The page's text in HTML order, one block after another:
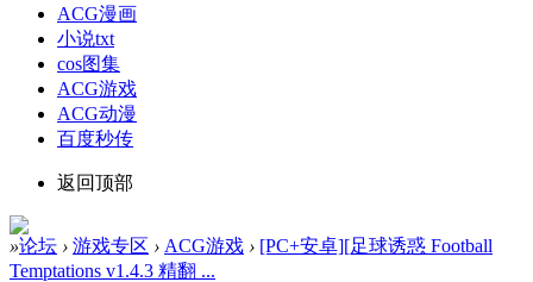
ACG漫画
小说txt
cos图集
ACG游戏
ACG动漫
百度秒传
返回顶部
»论坛 › 游戏专区 › ACG游戏 › [PC+安卓][足球诱惑 Football
Temptations v1.4.3 精翻 ...